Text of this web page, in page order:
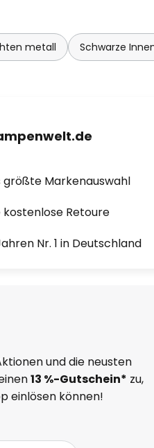
metall Schwarze
größte Markenauswahl
kostenlose Retoure
Nr. 1 in Deutschland
und die neusten
13 %-Gutschein* zu,
einlösen können!